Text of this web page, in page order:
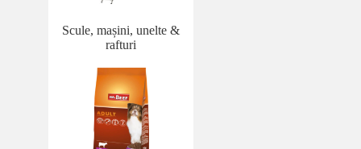
Scule, mașini, unelte &
rafturi